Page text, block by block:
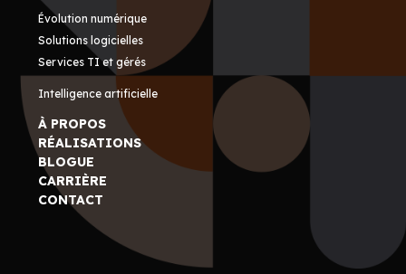
Évolution numérique
Solutions logicielles
Services TI et gérés
Intelligence artificielle
À PROPOS
RÉALISATIONS
BLOGUE
CARRIÈRE
CONTACT